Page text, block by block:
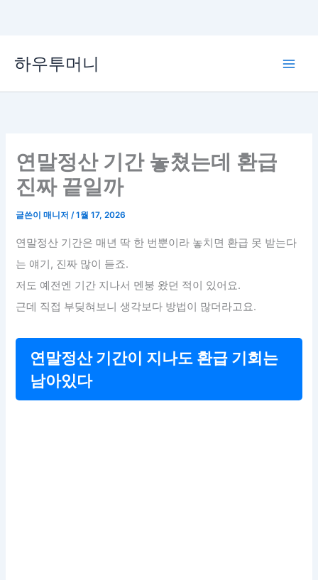
로
하우투머니
연말정산 기간 놓쳤는데 환급
진짜 끝일까
글쓴이매니저/1월 17, 2026
연말정산 기간은 매년 딱 한 번뿐이라 놓치면 환급 못 받는다
는 얘기, 진짜 많이 듣죠.
저도 예전엔 기간 지나서 멘붕 왔던 적이 있어요.
근데 직접 부딪혀보니 생각보다 방법이 많더라고요.
연말정산 기간이 지나도 환급 기회는
남아있다